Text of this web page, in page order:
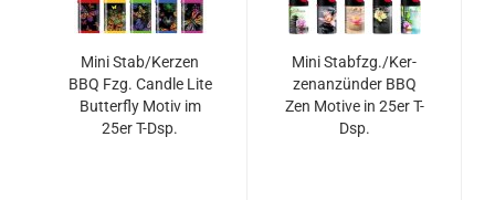
Mini Stab/Ker­zen
BBQ Fzg. Cand­le Lite
But­ter­fly Motiv im
25er T-Dsp.
Mini Stab­fzg./Ker­
zen­an­zün­der BBQ
Zen Mo­ti­ve in 25er T-
Dsp.